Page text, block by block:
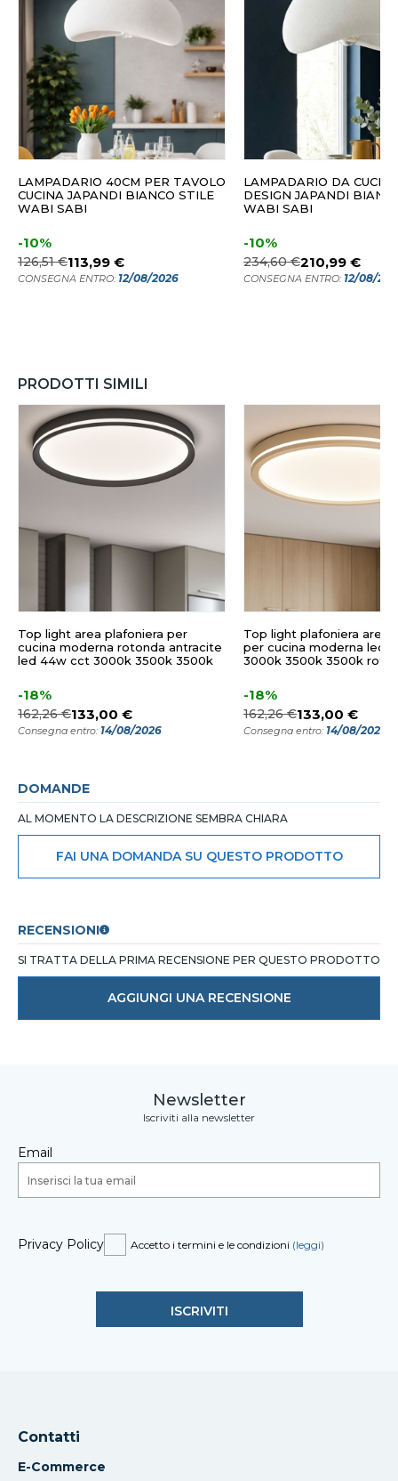
LAMPADARIO 40CM PER TAVOLO
CUCINA JAPANDI BIANCO STILE
WABI SABI
-10%
126,51 €113,99 €
CONSEGNA ENTRO: 12/08/2026
LAMPADARIO DA
DESIGN JAPANDI
WABI SABI
-10%
234,60 €210,99 €
CONSEGNA ENTRO: 12/08/
PRODOTTI SIMILI
Top light area plafoniera per
cucina moderna rotonda antracite
led 44w cct 3000k 3500k 3500k
-18%
162,26 €133,00 €
Consegna entro: 14/08/2026
Top light plafoniera area
per cucina moderna led
3000k 3500k 3500k
-18%
162,26 €133,00 €
Consegna entro: 14/08/2026
DOMANDE
AL MOMENTO LA DESCRIZIONE SEMBRA CHIARA
FAI UNA DOMANDA SU QUESTO PRODOTTO
RECENSIONI
SI TRATTA DELLA PRIMA RECENSIONE PER QUESTO PRODOTTO
AGGIUNGI UNA RECENSIONE
Newsletter
Iscriviti alla newsletter
Email
Privacy Policy Accetto i termini e le condizioni (leggi)
Contatti
E-Commerce